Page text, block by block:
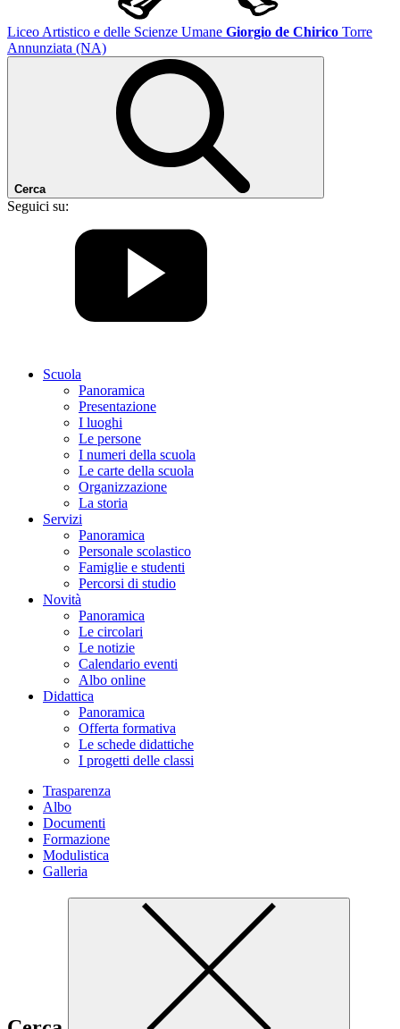
Liceo Artistico e delle Scienze Umane Giorgio de Chirico Torre
Annunziata (NA)
Cerca
Seguici su:
Scuola
Panoramica
Presentazione
I luoghi
Le persone
I numeri della scuola
Le carte della scuola
Organizzazione
La storia
Servizi
Panoramica
Personale scolastico
Famiglie e studenti
Percorsi di studio
Novità
Panoramica
Le circolari
Le notizie
Calendario eventi
Albo online
Didattica
Panoramica
Offerta formativa
Le schede didattiche
I progetti delle classi
Trasparenza
Albo
Documenti
Formazione
Modulistica
Galleria